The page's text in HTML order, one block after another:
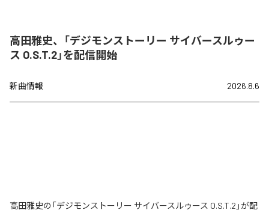
高田雅史、「デジモンストーリー サイバースルゥー
ス O.S.T.2」を配信開始
新曲情報 2026.8.6
高田雅史の「デジモンストーリー サイバースルゥース O.S.T.2」が配